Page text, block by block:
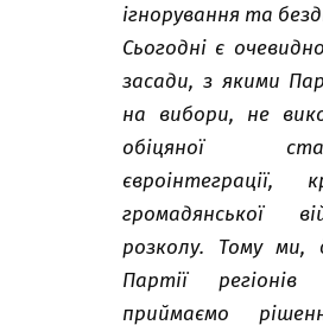
ігнорування та
Сьогодні є
засади, з якими
на вибори, не
обіцяної
громадянської
розколу. Тому ми,
Партії
приймаємо